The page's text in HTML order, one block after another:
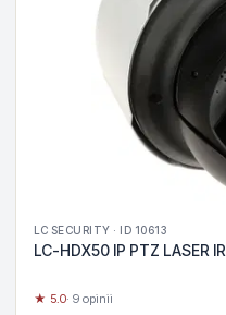
LC SECURITY · ID 10613
LC-HDX50 IP PTZ LASER IR
★ 5.0· 9 opinii